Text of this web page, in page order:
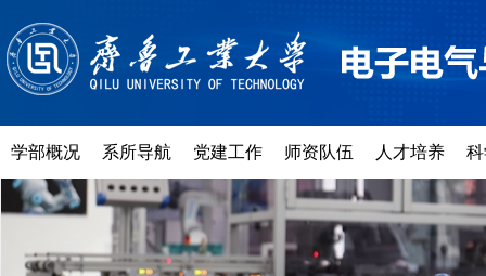
学部概况 系所导航 党建工作 师资队伍 人才培养